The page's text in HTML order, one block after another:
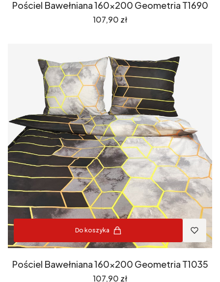
Pościel Bawełniana 160x200 Geometria T1690
Cena
107,90 zł
Do koszyka
Pościel Bawełniana 160x200 Geometria T1035
Cena
107,90 zł